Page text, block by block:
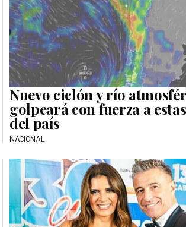
Nuevo ciclón y río
golpeará con fuerza a
del país
NACIONAL